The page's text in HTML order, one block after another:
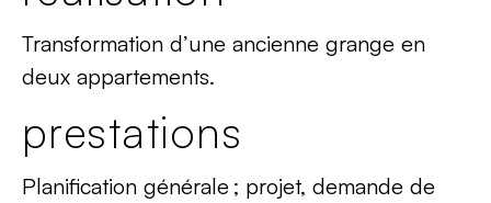
Transformation d’une ancienne grange en
deux appartements.
prestations
Planification générale ; projet, demande de